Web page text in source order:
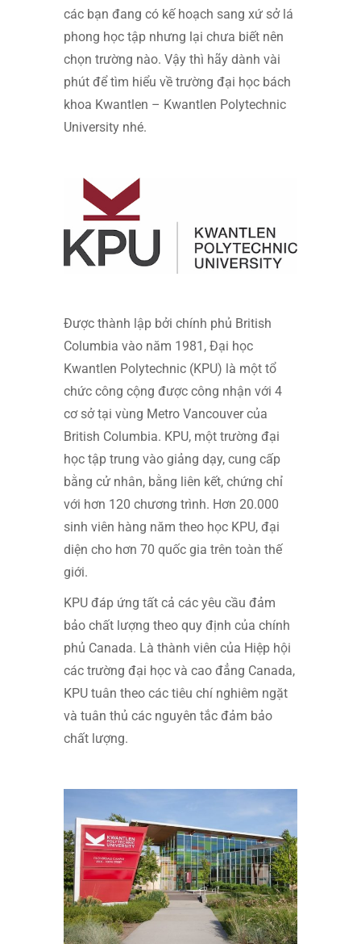
các bạn đang có kế hoạch sang xứ sở lá
phong học tập nhưng lại chưa biết nên
chọn trường nào. Vậy thì hãy dành vài
phút để tìm hiểu về trường đại học bách
khoa Kwantlen – Kwantlen Polytechnic
University nhé.
Được thành lập bởi chính phủ British
Columbia vào năm 1981, Đại học
Kwantlen Polytechnic (KPU) là một tổ
chức công cộng được công nhận với 4
cơ sở tại vùng Metro Vancouver của
British Columbia. KPU, một trường đại
học tập trung vào giảng dạy, cung cấp
bằng cử nhân, bằng liên kết, chứng chỉ
với hơn 120 chương trình. Hơn 20.000
sinh viên hàng năm theo học KPU, đại
diện cho hơn 70 quốc gia trên toàn thế
giới.
KPU đáp ứng tất cả các yêu cầu đảm
bảo chất lượng theo quy định của chính
phủ Canada. Là thành viên của Hiệp hội
các trường đại học và cao đẳng Canada,
KPU tuân theo các tiêu chí nghiêm ngặt
và tuân thủ các nguyên tắc đảm bảo
chất lượng.